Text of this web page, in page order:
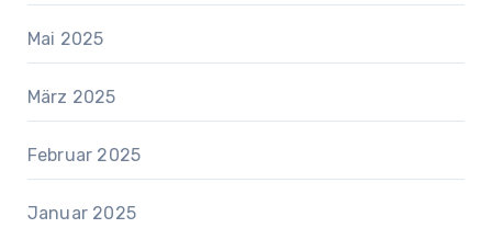
Mai 2025
März 2025
Februar 2025
Januar 2025